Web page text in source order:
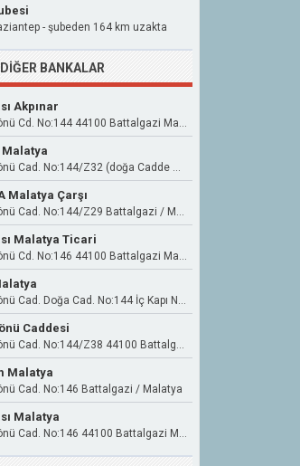
- şubeden 164 km uzakta
BANKALAR
Akpınar
Niyazi Mah. İnönü Cd. No:144 44100 Battalgazi Malatya
Malatya
Niyazi Mah. İnönü Cad. No:144/Z32 (doğa Cadde Avm) Battalgazi/Malatya
Malatya Çarşı
Niyazi Mah. İnönü Cad. No:144/Z29 Battalgazi / Malatya
Malatya Ticari
Niyazi Mah. İnönü Cd. No:146 44100 Battalgazi Malatya
Niyazi Mah. İnönü Cad. Doğa Cad. No:144 İç Kapı No:b12 Battalgazi Malatya
Caddesi
Niyazi Mah. İnönü Cad. No:144/Z38 44100 Battalgazi
Malatya
Cad. No:146 Battalgazi / Malatya
Malatya
Niyazi Mah. İnönü Cad. No:146 44100 Battalgazi Malatya